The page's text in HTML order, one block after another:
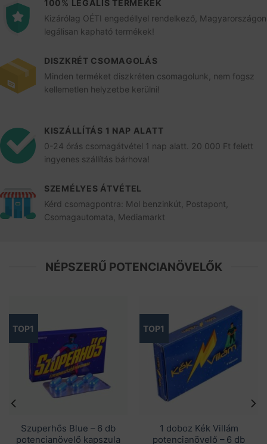
100% LEGÁLIS TERMÉKEK
Kizárólag OÉTI engedéllyel rendelkező, Magyarországon
legálisan kapható termékek!
DISZKRÉT CSOMAGOLÁS
Minden terméket diszkréten csomagolunk, nem fogsz
kellemetlen helyzetbe kerülni!
KISZÁLLÍTÁS 1 NAP ALATT
0-24 órás csomagátvétel 1 nap alatt. 20 000 Ft felett
ingyenes szállítás bárhova!
SZEMÉLYES ÁTVÉTEL
Kérd csomagpontra: Mol benzinkút, Postapont,
Csomagautomata, Mediamarkt
NÉPSZERŰ POTENCIANÖVELŐK
TOP1
Szuperhős Blue – 6 db
potencianövelő kapszula
TOP1
1 doboz Kék Villám
potencianövelő – 6 db